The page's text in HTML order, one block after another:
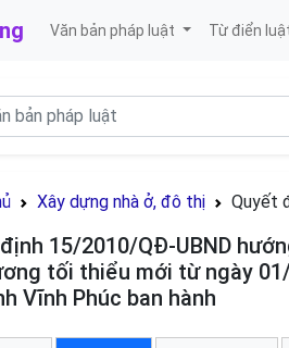
Văn bản pháp luật Từ điển
Xây dựng nhà ở, đô thị Quyết
15/2010/QĐ-UBND
tối thiểu mới từ ngày
Vĩnh Phúc ban hành